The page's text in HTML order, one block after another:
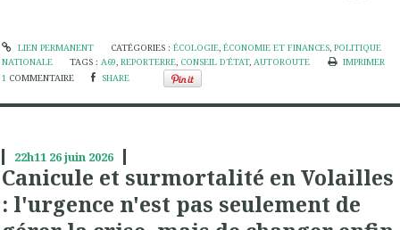
LIEN PERMANENT CATÉGORIES : ÉCOLOGIE, ÉCONOMIE ET FINANCES, POLITIQUE
NATIONALE
TAGS :A69,REPORTERRE, CONSEIL D'ÉTAT,AUTOROUTE
IMPRIMER
1 COMMENTAIRE SHARE
22h11 26juin 2026
Canicule et surmortalité en Volailles
: l'urgence n'est pas seulement de